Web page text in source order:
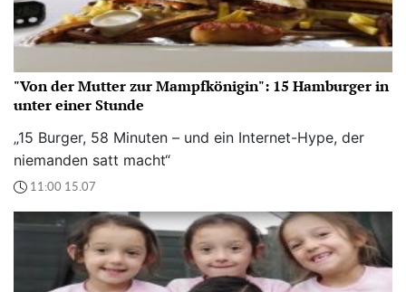
"Von der Mutter zur Mampfkönigin": 15 Hamburger in
unter einer Stunde
„15 Burger, 58 Minuten – und ein Internet-Hype, der
niemanden satt macht“
11:00 15.07